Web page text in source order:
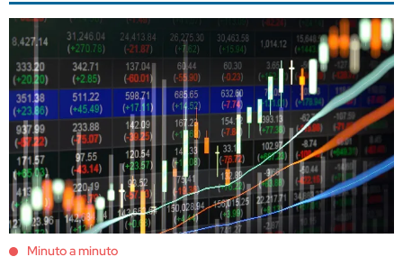
Minuto a minuto